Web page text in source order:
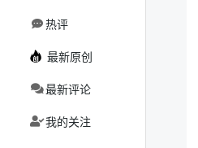
热评
最新原创
最新评论
我的关注